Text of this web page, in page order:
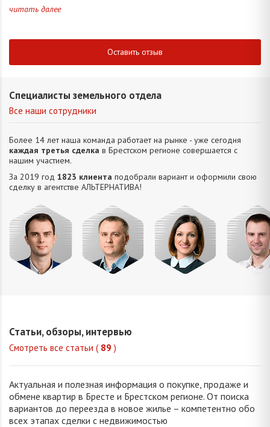
читать далее
Оставить отзыв
Специалисты земельного отдела
Все наши сотрудники
Более 14 лет наша команда работает на рынке - уже сегодня
каждая третья сделка в Брестском регионе совершается с
нашим участием.
За 2019 год 1823 клиента подобрали вариант и оформили свою
сделку в агентстве АЛЬТЕРНАТИВA!
Статьи, обзоры, интервью
Смотреть все статьи ( 89 )
Актуальная и полезная информация о покупке, продаже и
обмене квартир в Бресте и Брестском регионе. От поиска
вариантов до переезда в новое жилье – компетентно обо
всех этапах сделки с недвижимостью